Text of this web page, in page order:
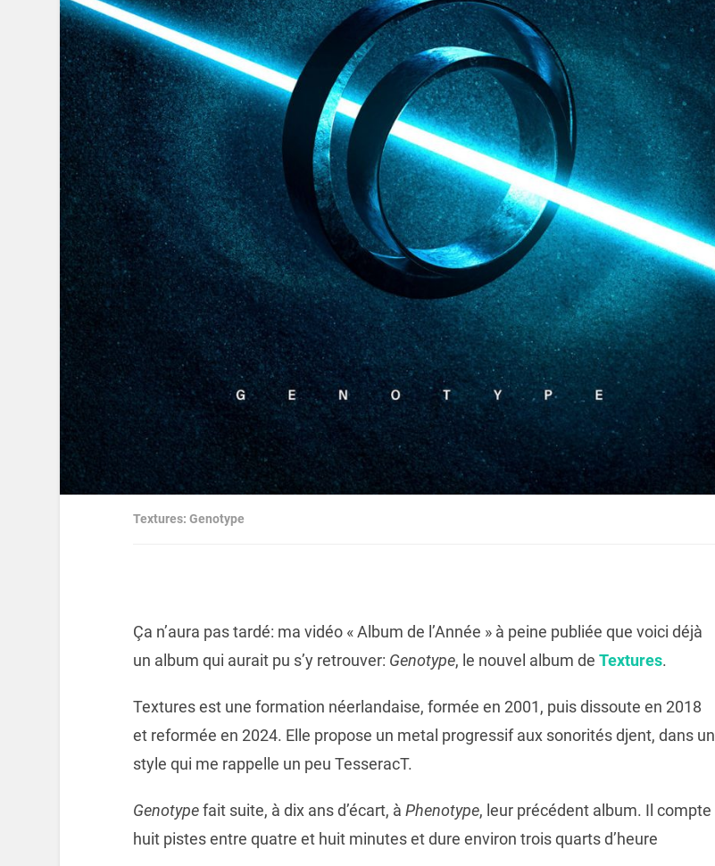
Textures: Genotype
Ça n’aura pas tardé: ma vidéo « Album de l’Année » à peine publiée que voici déjà
un album qui aurait pu s’y retrouver: Genotype, le nouvel album de Textures.
Textures est une formation néerlandaise, formée en 2001, puis dissoute en 2018
et reformée en 2024. Elle propose un metal progressif aux sonorités djent, dans un
style qui me rappelle un peu TesseracT.
Genotypefait suite, à dix ans d’écart, à Phenotype, leur précédent album. Il compte
huit pistes entre quatre et huit minutes et dure environ trois quarts d’heure